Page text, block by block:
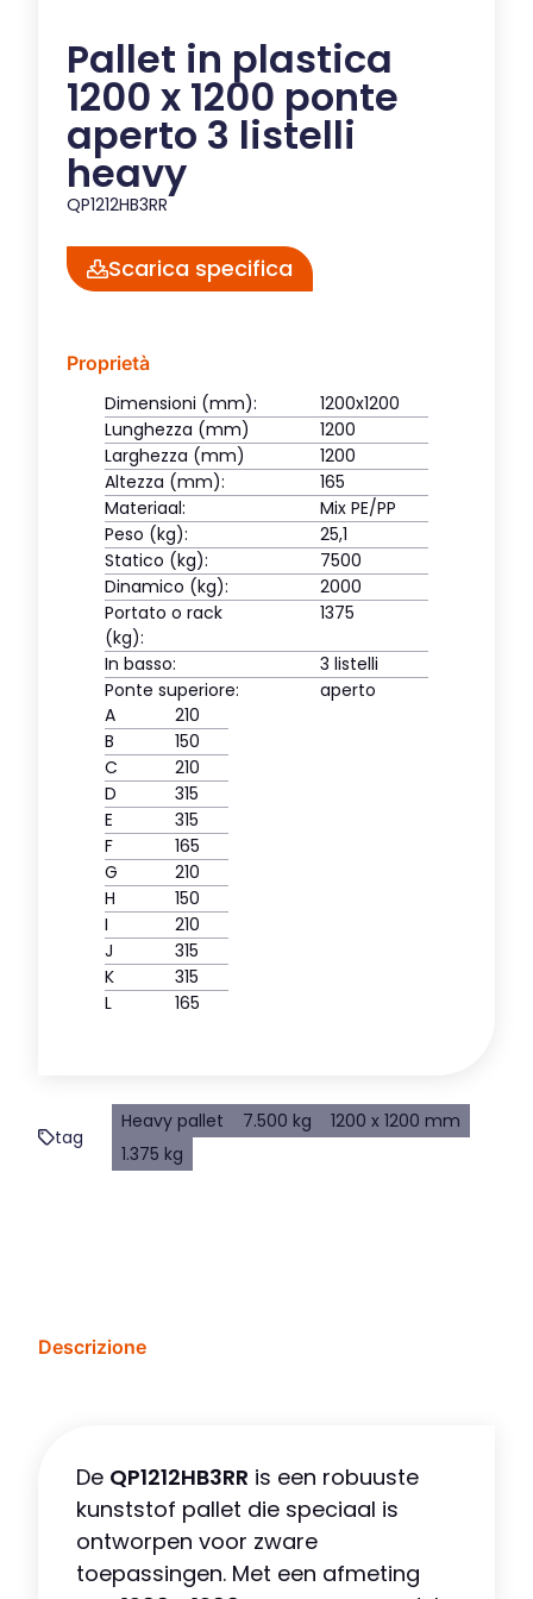
Pallet in plastica
1200 x 1200 ponte
aperto 3 listelli
heavy
QP1212HB3RR
Scarica specifica
Proprietà
Dimensioni (mm):
1200x1200
Lunghezza (mm)
1200
Larghezza (mm)
1200
Altezza (mm):
165
Materiaal:
Mix PE/PP
Peso (kg):
25,1
Statico (kg):
7500
Dinamico (kg):
2000
Portato o rack
(kg):
1375
In basso:
3 listelli
Ponte superiore:
aperto
A
210
B
150
C
210
D
315
E
315
F
165
G
210
H
150
I
210
J
315
K
315
L
165
tag
Heavy pallet 7.500 kg
1200 x 1200 mm
1.375 kg
Descrizione
De QP1212HB3RR is een robuuste
kunststof pallet die speciaal is
ontworpen voor zware
toepassingen. Met een afmeting